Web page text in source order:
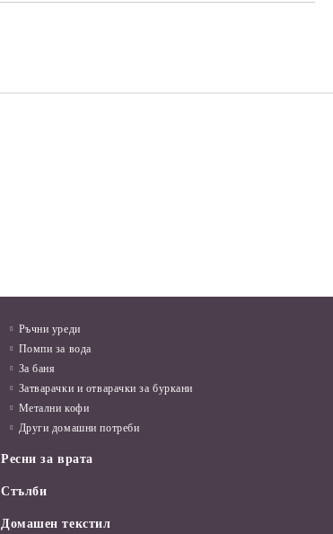
Ръчни уреди
Помпи за вода
За баня
Затварачки и отварачки за буркани
Метални кофи
Други домашни потреби
Ресни за врата
Стълби
Домашен текстил